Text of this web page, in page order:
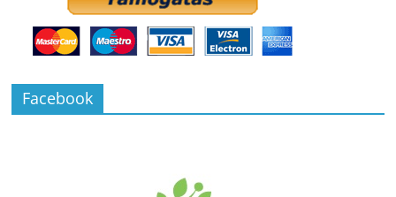
Facebook